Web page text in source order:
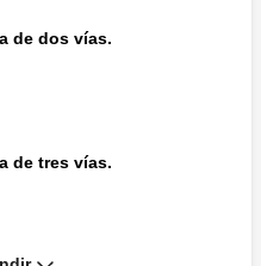
de dos vías.
de tres vías.